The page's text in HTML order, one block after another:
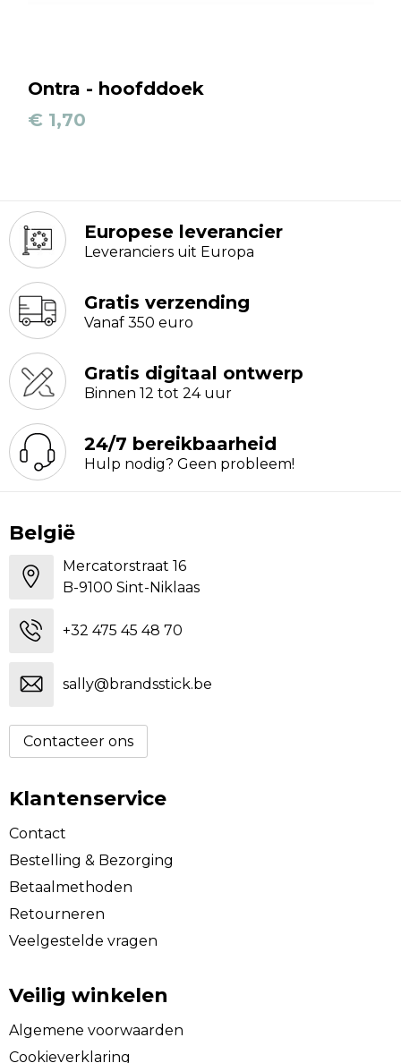
Ontra - hoofddoek
€ 1,70
Europese leverancier
Leveranciers uit Europa
Gratis verzending
Vanaf 350 euro
Gratis digitaal ontwerp
Binnen 12 tot 24 uur
24/7 bereikbaarheid
Hulp nodig? Geen probleem!
België
Mercatorstraat 16
B-9100 Sint-Niklaas
+32 475 45 48 70
sally@brandsstick.be
Contacteer ons
Klantenservice
Contact
Bestelling & Bezorging
Betaalmethoden
Retourneren
Veelgestelde vragen
Veilig winkelen
Algemene voorwaarden
Cookieverklaring